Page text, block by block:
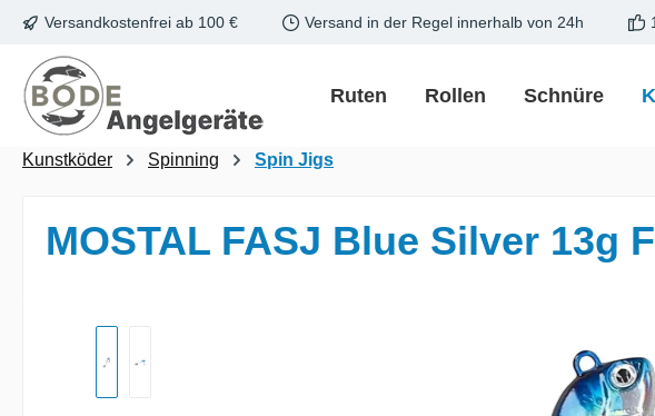
Hauptinhalt springen
Zur Suche springen
Zur Hauptnavigation springen
Versandkostenfrei ab 100 € Versand in der Regel innerhalb von 24h
Ruten Rollen Schnüre
Kunstköder Spinning Spin Jigs
MOSTAL FASJ Blue Silver